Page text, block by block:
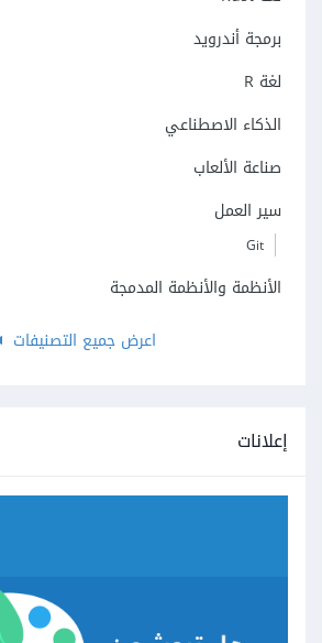
برمجة أندرويد
لغة R
الذكاء الاصطناعي
صناعة الألعاب
سير العمل
Git
الأنظمة والأنظمة المدمجة
اعرض جميع التصنيفات
إعلانات